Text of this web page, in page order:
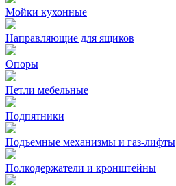
Мойки кухонные
Направляющие для ящиков
Опоры
Петли мебельные
Подпятники
Подъемные механизмы и газ-лифты
Полкодержатели и кронштейны